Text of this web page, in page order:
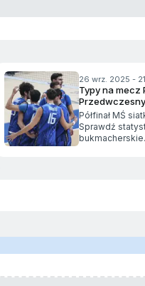
26 wrz. 2025 -
Typy na mecz
Przedwczesny
Półfinał MŚ
Sprawdź